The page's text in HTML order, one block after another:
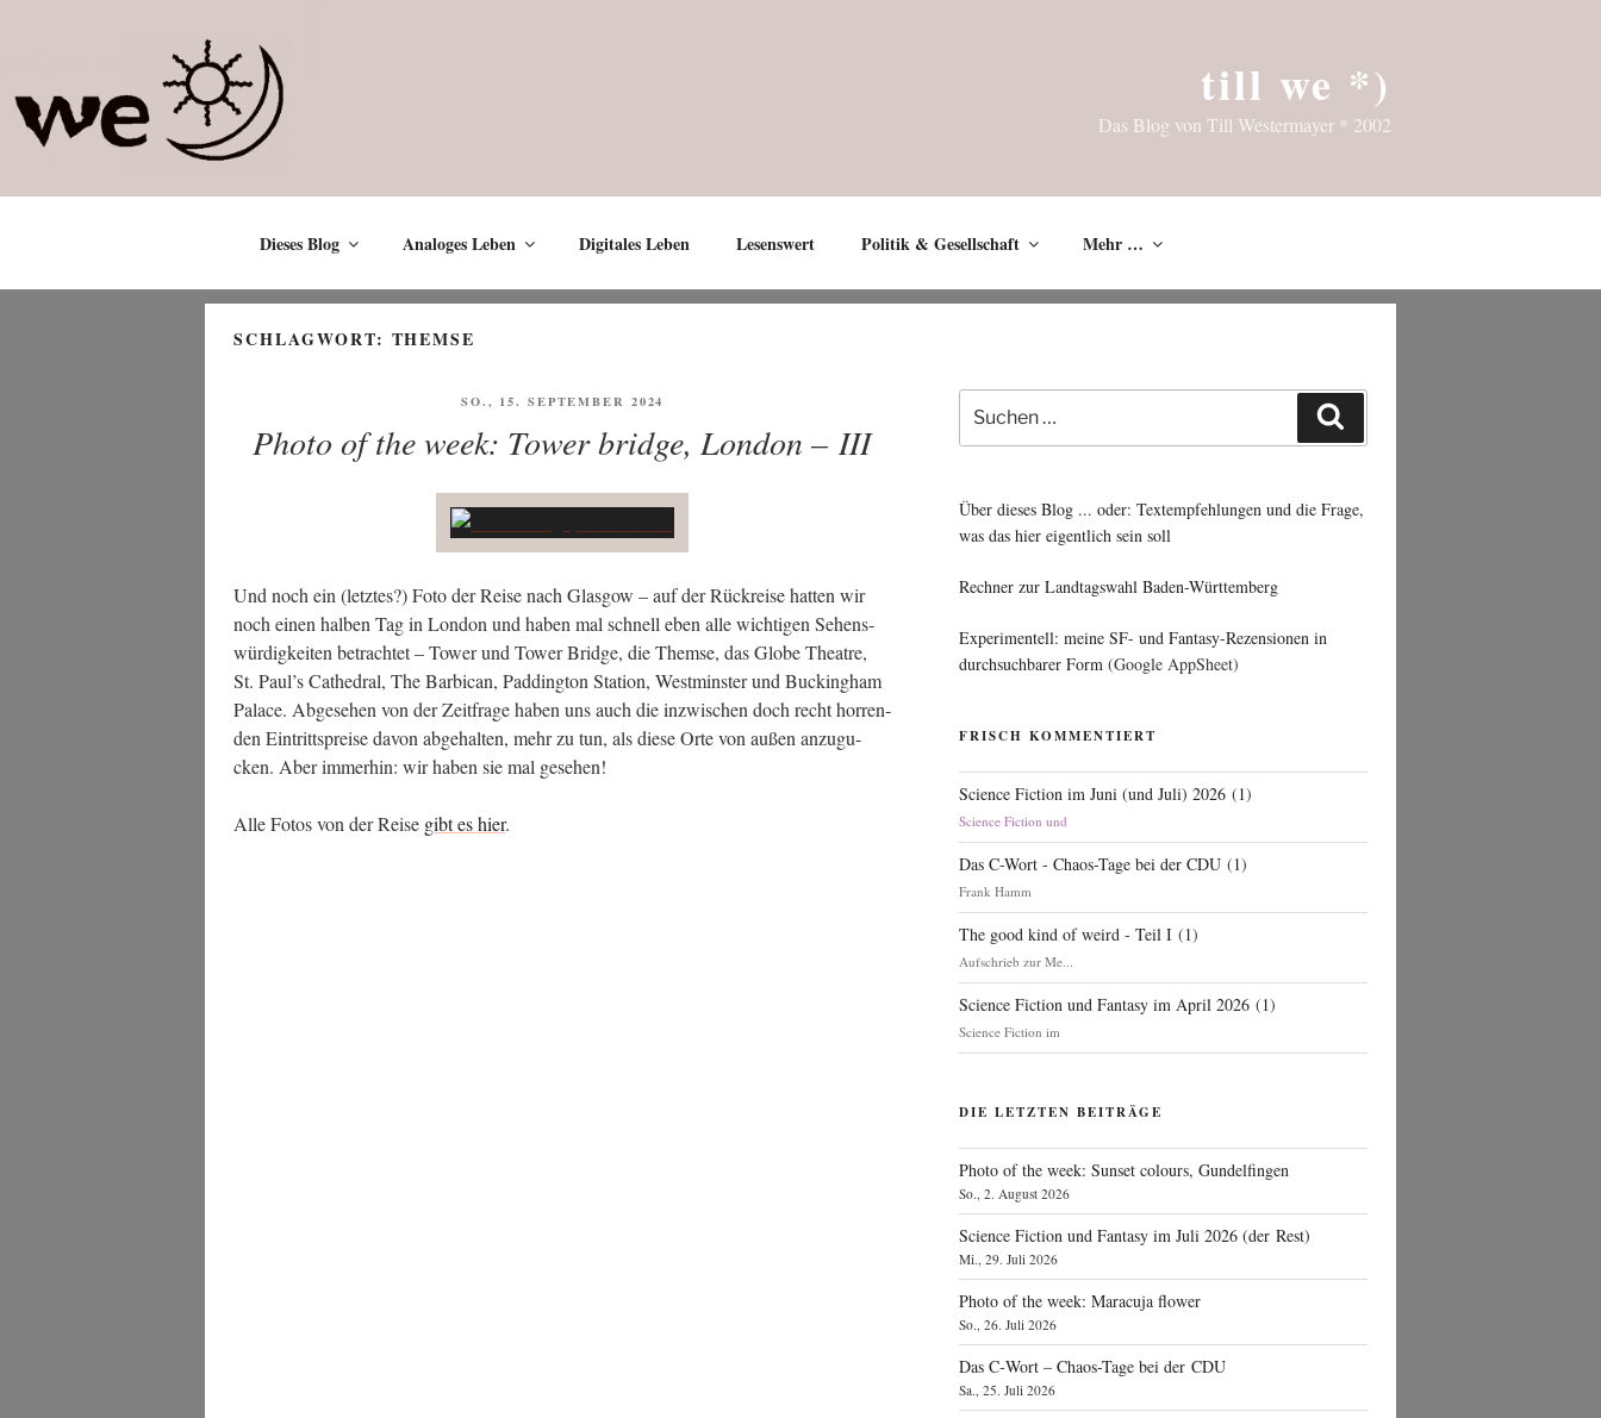
till we *)
Das Blog von Till Westermayer * 2002
Dieses Blog Analoges Leben Digitales Leben Lesenswert Politik & Gesellschaft Mehr …
SCHLAGWORT: THEMSE
VERÖFFENTLICHT
SO., 15. SEPTEMBER 2024
Photo of the week: Tower bridge, London – III
Und noch ein (letz­tes?) Foto der Rei­se nach Glas­gow – auf der Rück­rei­se hat­ten wir
noch einen hal­ben Tag in Lon­don und haben mal schnell eben alle wich­ti­gen Sehens­
wür­dig­kei­ten betrach­tet – Tower und Tower Bridge, die Them­se, das Glo­be Theat­re,
St. Paul’s Cathe­dral, The Bar­bican, Pad­ding­ton Sta­ti­on, West­mins­ter und Buck­ing­ham
Palace. Abge­se­hen von der Zeit­fra­ge haben uns auch die inzwi­schen doch recht hor­ren­
den Ein­tritts­prei­se davon abge­hal­ten, mehr zu tun, als die­se Orte von außen anzu­gu­
cken. Aber immer­hin: wir haben sie mal gesehen!
Alle Fotos von der Rei­se gibt es hier.
Suche
nach:
Über dieses Blog ... oder: Textempfehlungen und die Frage,
was das hier eigentlich sein soll
Rechner zur Landtagswahl Baden-Württemberg
Experimentell: meine SF- und Fantasy-Rezensionen in
durchsuchbarer Form (Google AppSheet)
FRISCH KOMMENTIERT
Science Fiction im Juni (und Juli) 2026 (1)
Science Fiction und
Das C-Wort - Chaos-Tage bei der CDU (1)
Frank Hamm
The good kind of weird - Teil I (1)
Aufschrieb zur Me...
Science Fiction und Fantasy im April 2026 (1)
Science Fiction im
DIE LETZTEN BEITRÄGE
Photo of the week: Sunset colours, Gundelfingen
So., 2. August 2026
Science Fiction und Fantasy im Juli 2026 (der Rest)
Mi., 29. Juli 2026
Photo of the week: Maracuja flower
So., 26. Juli 2026
Das C‑Wort – Chaos-Tage bei der CDU
Sa., 25. Juli 2026